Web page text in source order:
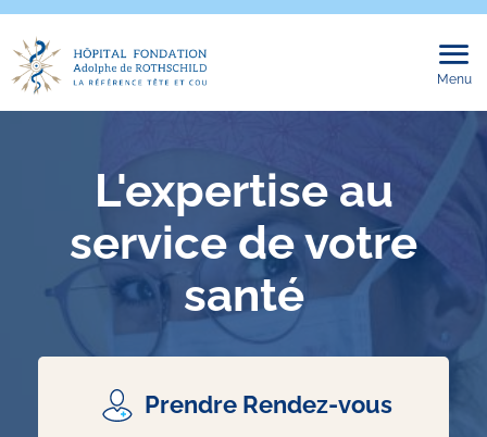
Menu
L'expertise au
service de votre
santé
Prendre Rendez-vous